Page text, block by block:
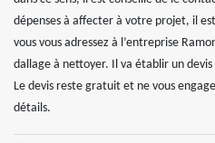
dépenses à affecter à votre projet, il
vous vous adressez à l’entreprise
dallage à nettoyer. Il va établir un
Le devis reste gratuit et ne vous
détails.